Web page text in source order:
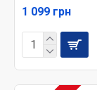
1 099 грн